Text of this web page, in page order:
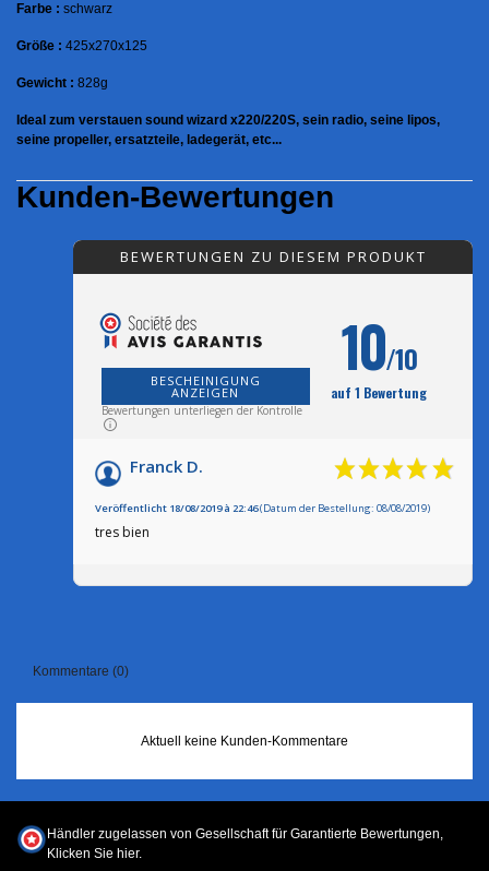
Farbe : schwarz
Größe : 425x270x125
Gewicht : 828g
Ideal zum verstauen sound wizard x220/220S, sein radio, seine lipos,
seine propeller, ersatzteile, ladegerät, etc...
Kunden-Bewertungen
BEWERTUNGEN ZU DIESEM PRODUKT
BESCHEINIGUNG
ANZEIGEN
Bewertungen unterliegen der Kontrolle
10/10
auf 1 Bewertung
Franck D.
Veröffentlicht 18/08/2019 à 22:46(Datum der Bestellung: 08/08/2019)
tres bien
Kommentare (0)
Aktuell keine Kunden-Kommentare
Händler zugelassen von Gesellschaft für Garantierte Bewertungen,
Klicken Sie hier.